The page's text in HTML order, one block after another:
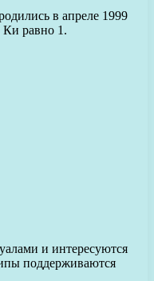
в апреле 1999
Ки равно 1.
и интересуются
поддерживаются